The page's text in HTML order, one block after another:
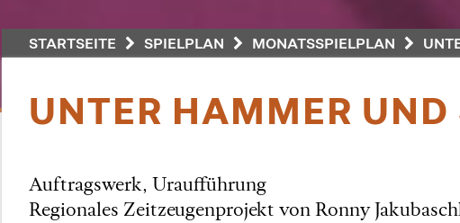
STARTSEITE SPIELPLAN MONATSSPIELPLAN
UNTER HAMMER
Auftragswerk, Uraufführung
Regionales Zeitzeugenprojekt von Ronny